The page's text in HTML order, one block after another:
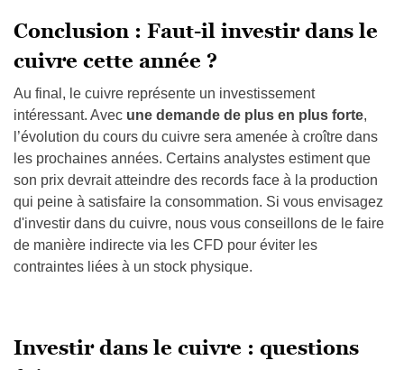
Conclusion : Faut-il investir dans le
cuivre cette année ?
Au final, le cuivre représente un investissement
intéressant. Avec une demande de plus en plus forte,
l’évolution du cours du cuivre sera amenée à croître dans
les prochaines années. Certains analystes estiment que
son prix devrait atteindre des records face à la production
qui peine à satisfaire la consommation. Si vous envisagez
d'investir dans du cuivre, nous vous conseillons de le faire
de manière indirecte via les CFD pour éviter les
contraintes liées à un stock physique.
Investir dans le cuivre : questions